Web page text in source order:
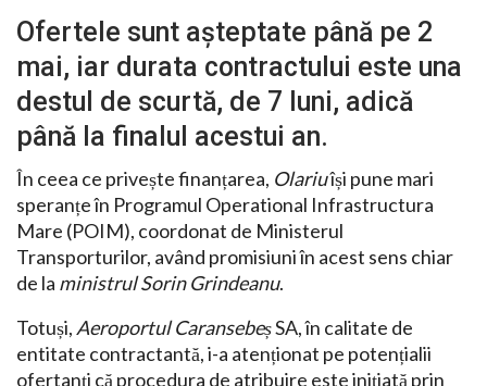
Ofertele sunt așteptate până pe 2
mai, iar durata contractului este una
destul de scurtă, de 7 luni, adică
până la finalul acestui an.
În ceea ce privește finanțarea, Olariuîși pune mari
speranțe în Programul Operational Infrastructura
Mare (POIM), coordonat de Ministerul
Transporturilor, având promisiuni în acest sens chiar
de la ministrul Sorin Grindeanu.
Totuși, Aeroportul CaransebeșSA, în calitate de
entitate contractantă, i-a atenționat pe potențialii
ofertanți că procedura de atribuire este inițiată prin